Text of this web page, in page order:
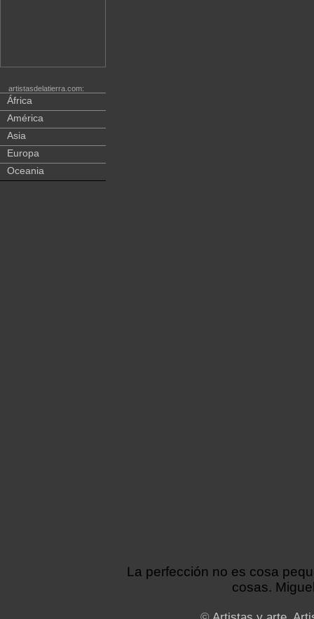
artistasdelatierra.com:
África
América
Asia
Europa
Oceania
La perfección no es cosa
cosas.